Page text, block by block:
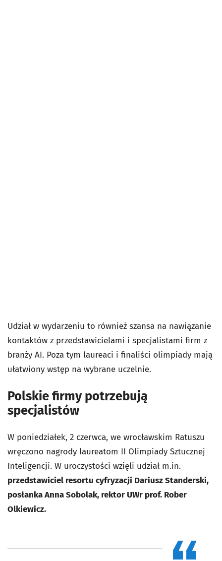
Udział w wydarzeniu to również szansa na nawiązanie
kontaktów z przedstawicielami i specjalistami firm z
branży AI. Poza tym laureaci i finaliści olimpiady mają
ułatwiony wstęp na wybrane uczelnie.
Polskie firmy potrzebują
specjalistów
W poniedziałek, 2 czerwca, we wrocławskim Ratuszu
wręczono nagrody laureatom II Olimpiady Sztucznej
Inteligencji. W uroczystości wzięli udział m.in.
przedstawiciel resortu cyfryzacji Dariusz Standerski,
posłanka Anna Sobolak, rektor UWr prof. Rober
Olkiewicz.